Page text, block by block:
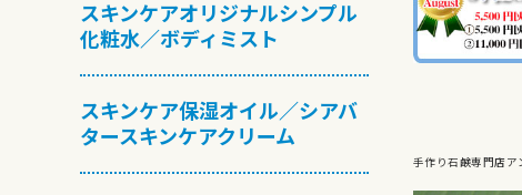
手作り石鹸専門店ア
スキンケアオリジナルシンプル
化粧水／ボディミスト
スキンケア保湿オイル／シアバ
タースキンケアクリーム